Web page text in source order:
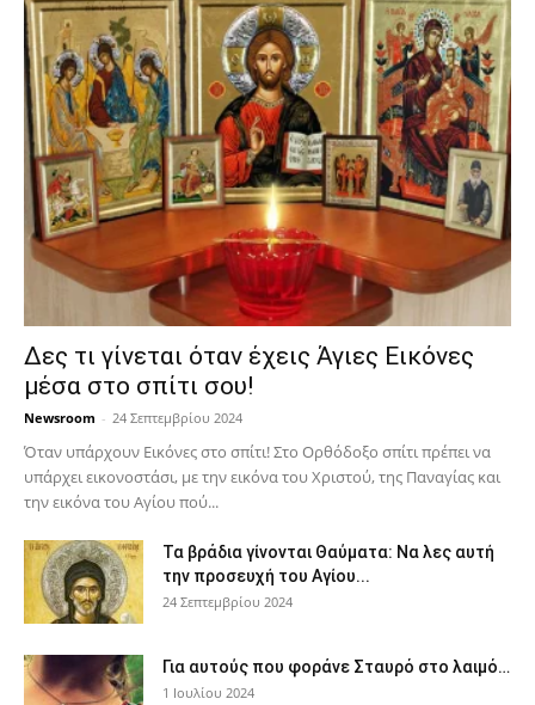
Δες τι γίνεται όταν έχεις Άγιες Εικόνες
μέσα στο σπίτι σου!
Newsroom - 24 Σεπτεμβρίου 2024
Όταν υπάρχουν Εικόνες στο σπίτι! Στο Ορθόδοξο σπίτι πρέπει να
υπάρχει εικονοστάσι, με την εικόνα του Χριστού, της Παν­αγίας και
την εικόνα του Αγίου πού...
Τα βράδια γίνονται Θαύματα: Να λες αυτή
την προσευχή του Αγίου...
24 Σεπτεμβρίου 2024
Για αυτούς που φοράνε Σταυρό στο λαιμό…
1 Ιουλίου 2024